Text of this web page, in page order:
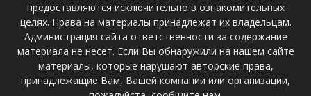
предоставляются исключительно в ознакомительных
целях. Права на материалы принадлежат их владельцам.
Администрация сайта ответственности за содержание
материала не несет. Если Вы обнаружили на нашем сайте
материалы, которые нарушают авторские права,
принадлежащие Вам, Вашей компании или организации,